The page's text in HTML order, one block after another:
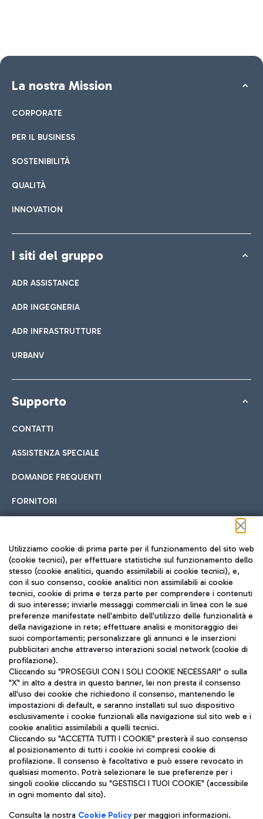
La nostra Mission
CORPORATE
PER IL BUSINESS
SOSTENIBILITÀ
QUALITÀ
INNOVATION
I siti del gruppo
ADR ASSISTANCE
ADR INGEGNERIA
ADR INFRASTRUTTURE
URBANV
Supporto
CONTATTI
ASSISTENZA SPECIALE
DOMANDE FREQUENTI
FORNITORI
Seguici sui social
TRAVEL JOURNAL
ITA
Aeroporti di Roma S.p.A. - Società soggetta a direzione e
coordinamento di Mundys S.p.A.
Codice fiscale e Registro delle Imprese di Roma 13032990155 P.
IVA 06572251004
Capitale sociale 62.224.743,00 int. vers.
Sede legale: Via Pier Paolo Racchetti 1 - 00054 Fiumicino (RM)
telefono +39 06 65951
Privacy policy
Note legali
Utilizziamo cookie di prima parte per il funzionamento del sito web
(cookie tecnici), per effettuare statistiche sul funzionamento dello
stesso (cookie analitici, quando assimilabili ai cookie tecnici), e,
con il suo consenso, cookie analitici non assimilabili ai cookie
tecnici, cookie di prima e terza parte per comprendere i contenuti
di suo interesse; inviarle messaggi commerciali in linea con le sue
preferenze manifestate nell'ambito dell'utilizzo delle funzionalità e
della navigazione in rete; effettuare analisi e monitoraggio dei
suoi comportamenti; personalizzare gli annunci e le inserzioni
pubblicitari anche attraverso interazioni social network (cookie di
profilazione).
Cliccando su "PROSEGUI CON I SOLI COOKIE NECESSARI" o sulla
"X" in alto a destra in questo banner, lei non presta il consenso
all'uso dei cookie che richiedono il consenso, mantenendo le
impostazioni di default, e saranno installati sul suo dispositivo
esclusivamente i cookie funzionali alla navigazione sul sito web e i
cookie analitici assimilabili a quelli tecnici.
Cliccando su "ACCETTA TUTTI I COOKIE" presterà il suo consenso
al posizionamento di tutti i cookie ivi compresi cookie di
profilazione. Il consenso è facoltativo e può essere revocato in
qualsiasi momento. Potrà selezionare le sue preferenze per i
singoli cookie cliccando su "GESTISCI I TUOI COOKIE" (accessibile
in ogni momento dal sito).
Consulta la nostra Cookie Policyper maggiori informazioni.